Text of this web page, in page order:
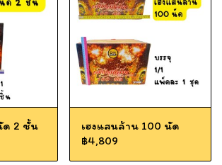
ด 2 ชั้น
เฮงแสนล้าน 100 นัด
฿4,809